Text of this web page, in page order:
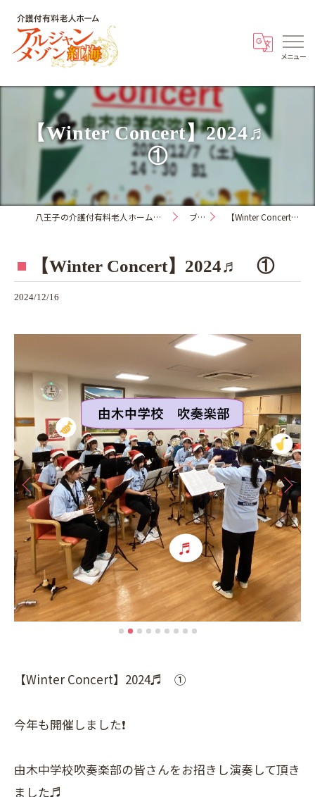
【Winter Concert】2024♬
①
八王子の介護付有料老人ホーム・アルジャンメゾン紅梅 ブログ 【Winter Concert】2024♬ ①
【Winter Concert】2024♬ ①
2024/12/16
【Winter Concert】2024♬ ①
今年も開催しました❗
由木中学校吹奏楽部の皆さんをお招きし演奏して頂き
ました♬